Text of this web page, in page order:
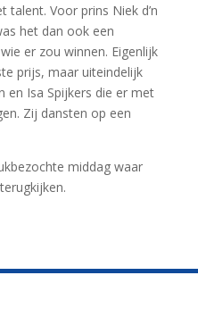
talent. Voor prins Niek d’n
het dan ook een
er zou winnen. Eigenlijk
prijs, maar uiteindelijk
en Isa Spijkers die er met
Zij dansten op een
middag waar